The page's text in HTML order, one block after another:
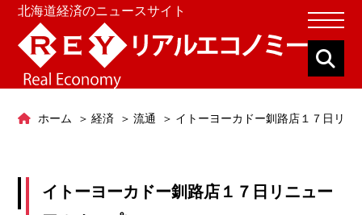
北海道経済のニュースサイト
ホーム 経済 流通 イトーヨーカドー釧路店１７日リニ
イトーヨーカドー釧路店１７日リニュー